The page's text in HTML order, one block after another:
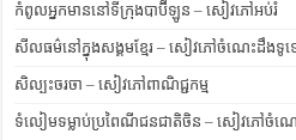
កំពូលអ្នកមាននៅទីក្រុងបាប៊ីឡូន – សៀវភៅអប់រំ
សីលធម៌នៅក្នុងសង្គមខ្មែរ – សៀវភៅចំណេះដឹងទូ
សិល្បះចរចា – សៀវភៅពាណិជ្ជកម្ម
ទំលៀមទម្លាប់ប្រពៃណីជនជាតិចិន – សៀវភៅចំណ